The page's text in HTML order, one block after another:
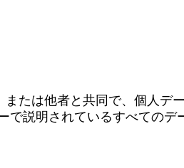
または他者と共同で、個人
で説明されているすべてのデ